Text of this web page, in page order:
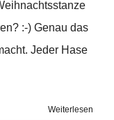
:-) Genau das
Jeder Hase
Weiterlesen